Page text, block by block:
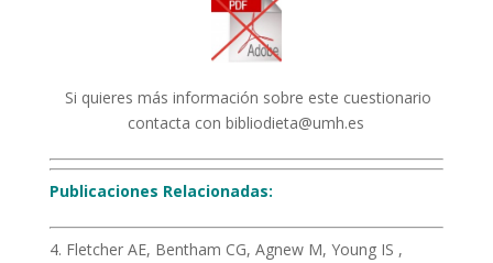
Si quieres más información sobre este cuestionario
contacta conbibliodieta@umh.es
Publicaciones Relacionadas:
4. Fletcher AE, Bentham CG, Agnew M, Young IS ,